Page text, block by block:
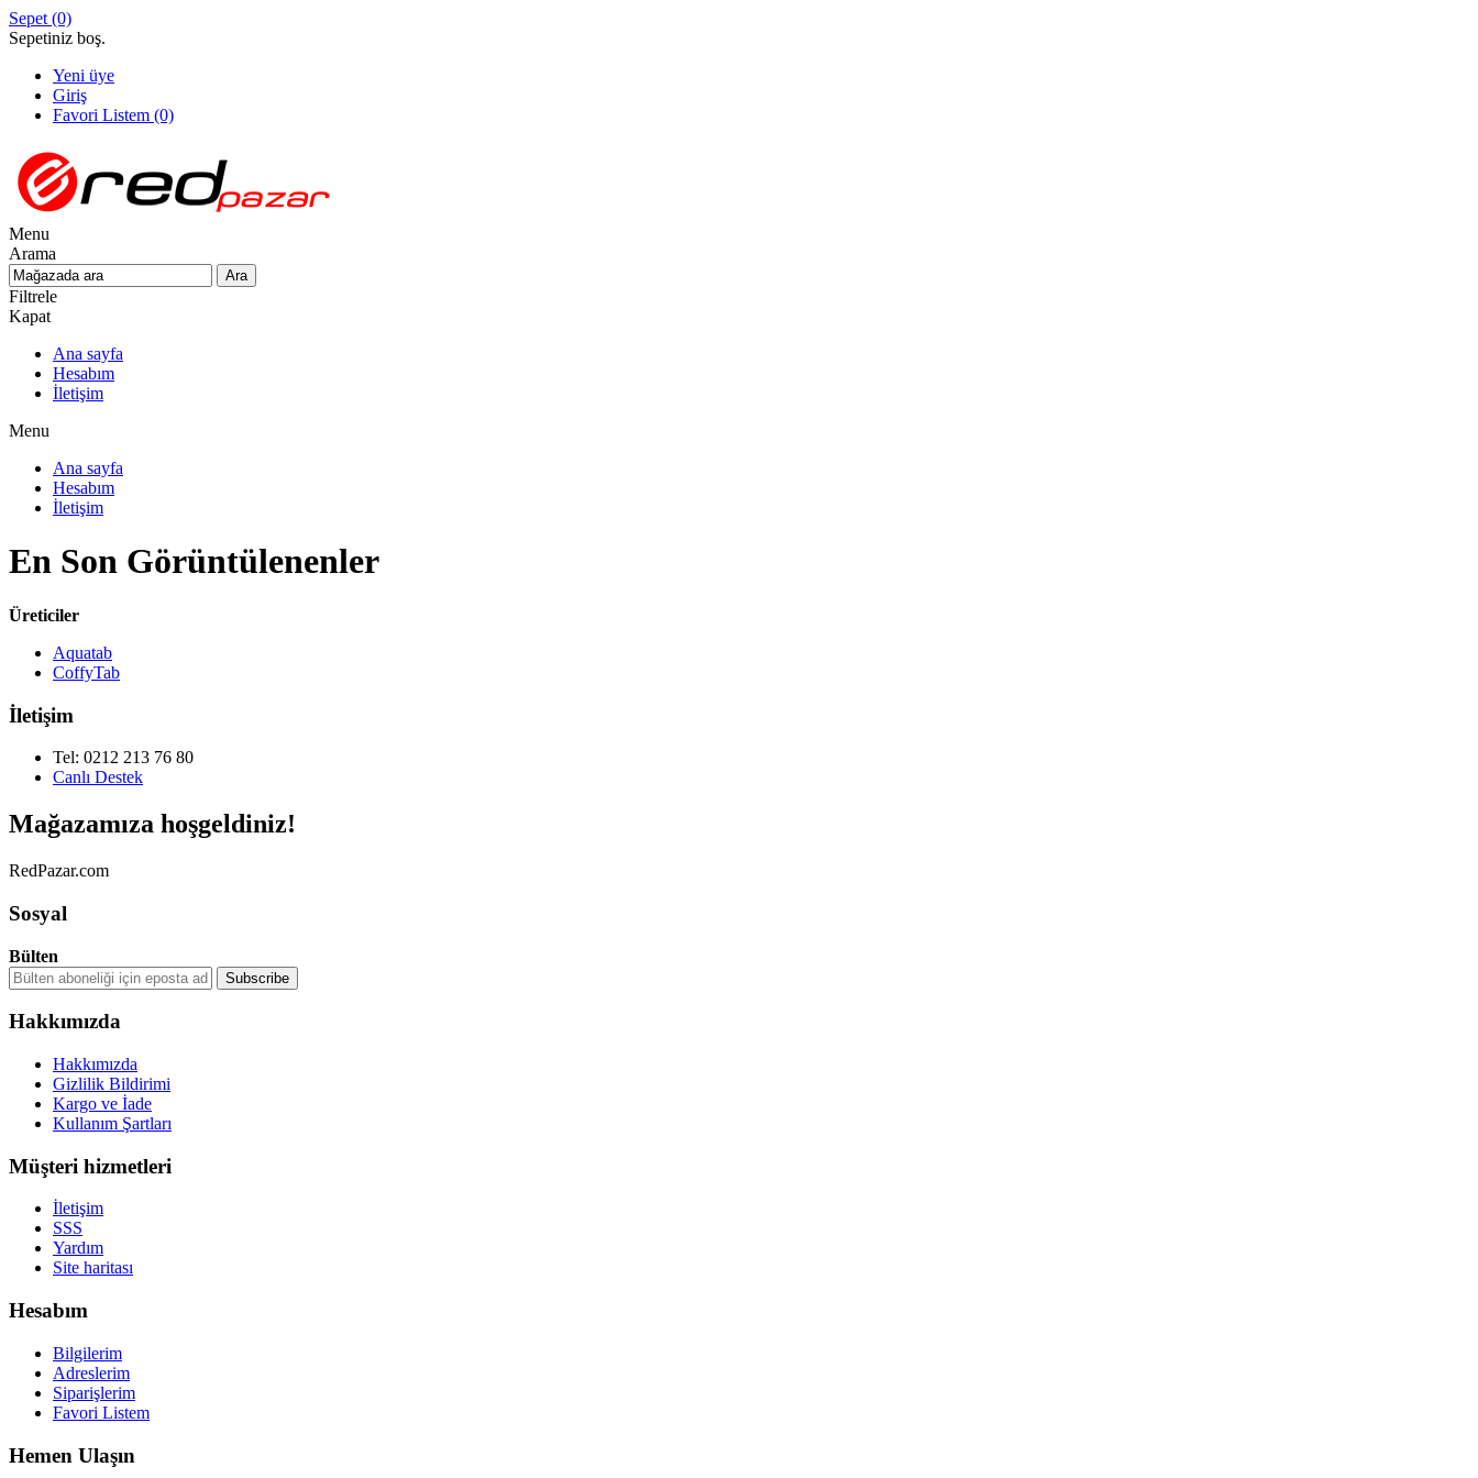
Sepet (0)
Sepetiniz boş.
Yeni üye
Giriş
Favori Listem (0)
Menu
Arama
Filtrele
Kapat
Ana sayfa
Hesabım
İletişim
Menu
Ana sayfa
Hesabım
İletişim
En Son Görüntülenenler
Üreticiler
Aquatab
CoffyTab
İletişim
Tel: 0212 213 76 80
Canlı Destek
Mağazamıza hoşgeldiniz!
RedPazar.com
Sosyal
Bülten
Hakkımızda
Hakkımızda
Gizlilik Bildirimi
Kargo ve İade
Kullanım Şartları
Müşteri hizmetleri
İletişim
SSS
Yardım
Site haritası
Hesabım
Bilgilerim
Adreslerim
Siparişlerim
Favori Listem
Hemen Ulaşın